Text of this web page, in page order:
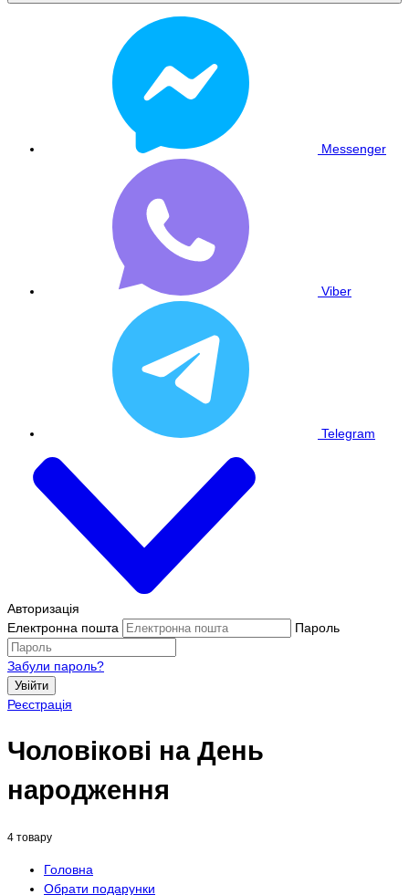
Messenger
Viber
Telegram
Авторизація
Електронна пошта
Пароль
Забули пароль?
Увійти
Реєстрація
Чоловікові на День
народження
4 товару
Головна
Обрати подарунки